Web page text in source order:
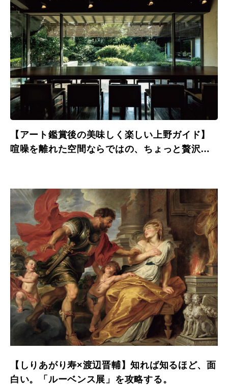
【アート鑑賞後の美味しく楽しい上野ガイド】
喧噪を離れた空間ならではの、ちょっと贅沢な
【しりあがり寿×渡辺晋輔】知れば知るほど、面
白い。「ルーベンス展」を攻略する。